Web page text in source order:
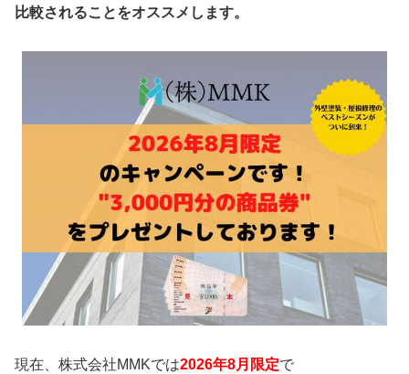
比較されることをオススメします。
現在、株式会社MMKでは2026年8月限定で